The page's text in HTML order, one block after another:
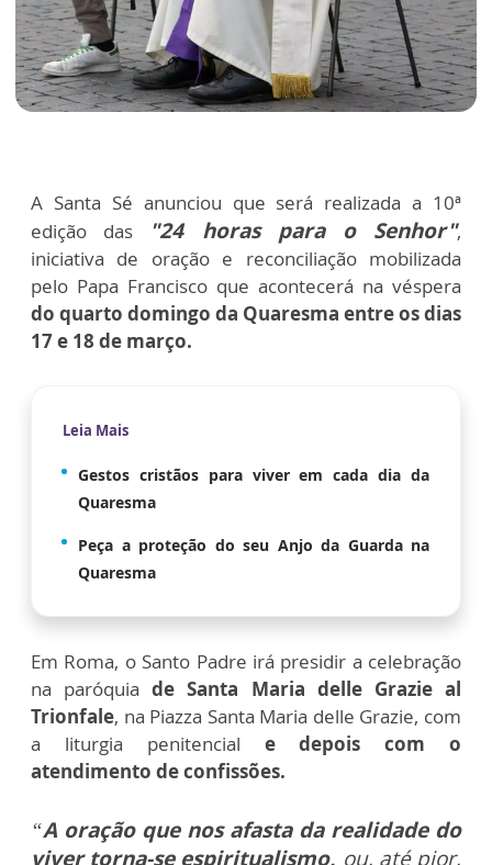
A Santa Sé anunciou que será realizada a 10ª
edição das
"24 horas para o Senhor",
iniciativa de oração e reconciliação mobilizada
pelo Papa Francisco que acontecerá na véspera
do quarto domingo da Quaresma entre os dias
17 e 18 de março.
Leia Mais
Gestos cristãos para viver em cada dia da
Quaresma
Peça a proteção do seu Anjo da Guarda na
Quaresma
Em Roma, o Santo Padre irá presidir a celebração
na paróquiade Santa Maria delle Grazie al
Trionfale, na Piazza Santa Maria delle Grazie, com
a liturgia penitencial e depois com o
atendimento de confissões.
“A oração que nos afasta da realidade do
viver torna-se espiritualismo, ou, até pior,